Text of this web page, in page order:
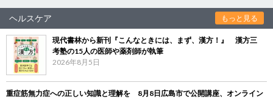
ヘルスケア もっと見る
現代書林から新刊『こんなときには、まず、漢方！』 漢方三
考塾の15人の医師や薬剤師が執筆
2026年8月5日
重症筋無力症への正しい知識と理解を 8月8日広島市で公開講座、オンライン